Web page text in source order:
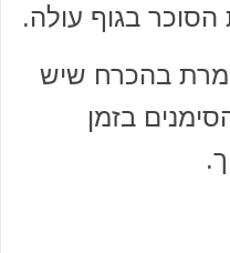
הסוכר בגוף עולה.
בהכרח שיש
בזמן